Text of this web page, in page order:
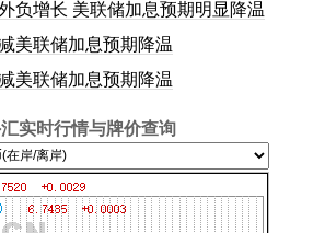
负增长 美联储加息预期明显降温
美联储加息预期降温
美联储加息预期降温
实时行情与牌价查询